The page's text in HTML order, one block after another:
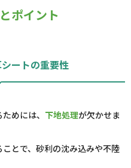
ポイント
ートの重要性
めには、 下地処理が欠かせま
とで、砂利の沈み込みや不陸